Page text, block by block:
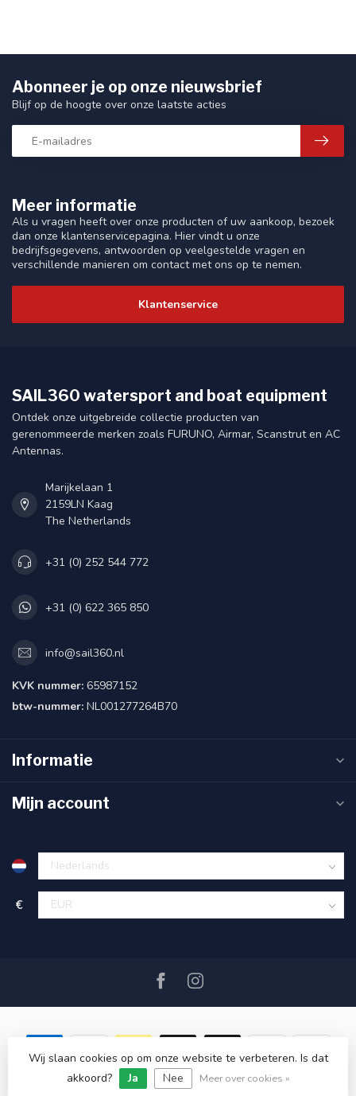
Meer informatie
Als u vragen heeft over onze producten of uw aankoop, bezoek
dan onze klantenservicepagina. Hier vindt u onze
bedrijfsgegevens, antwoorden op veelgestelde vragen en
verschillende manieren om contact met ons op te nemen.
Klantenservice
Abonneer je op onze nieuwsbrief
Blijf op de hoogte over onze laatste acties
SAIL360 watersport and boat equipment
Ontdek onze uitgebreide collectie producten van
gerenommeerde merken zoals FURUNO, Airmar, Scanstrut en AC
Antennas.
Marijkelaan 1
2159LN Kaag
The Netherlands
+31 (0) 252 544 772
+31 (0) 622 365 850
info@sail360.nl
KVK nummer: 65987152
btw-nummer: NL001277264B70
Informatie
Mijn account
€
© Copyright 2026 SAIL360 watersport and boat equipment
Wij slaan cookies op om onze website te verbeteren. Is dat
akkoord?
Ja Nee Meer over cookies »